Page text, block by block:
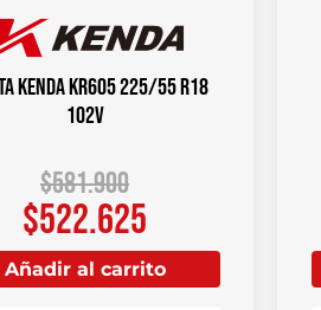
KENDA KR605 225/55 R18
102V
$581.900
$522.625
Añadir al carrito